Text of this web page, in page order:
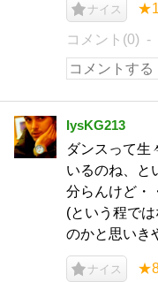
ナイス ★1
コメント(0)
IysKG213
ダンスって生
いるのね、と
分らんけど・
(という程で
のかと思いき
ナイス